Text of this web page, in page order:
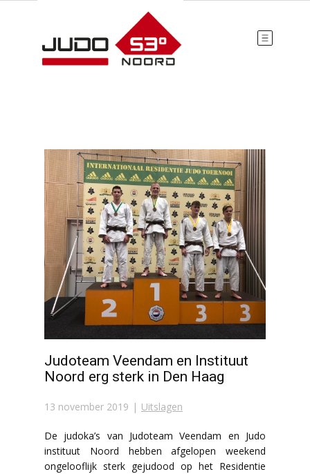
Judoteam Veendam en Instituut
Noord erg sterk in Den Haag
13 november 2019 Uitslagen
De judoka’s van Judoteam Veendam en Judo
instituut Noord hebben afgelopen weekend
ongelooflijk sterk gejudood op het Residentie